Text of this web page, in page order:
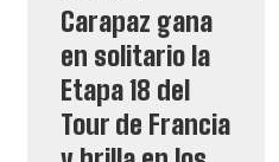
Carapaz gana
en solitario la
Etapa 18 del
Tour de Francia